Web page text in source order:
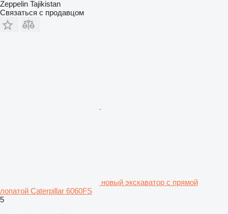
Zeppelin Tajikistan
Связаться с продавцом
новый экскаватор с прямой
лопатой Caterpillar 6060FS
5